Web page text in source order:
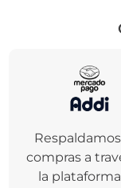
compras a
la